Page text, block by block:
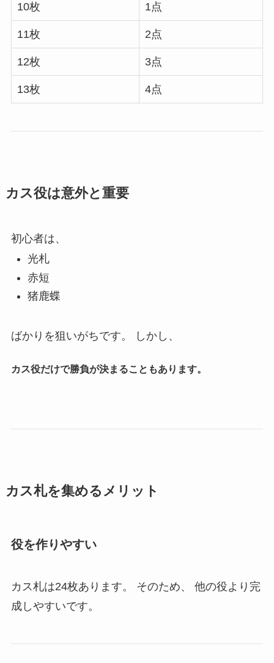
10枚 1点
11枚 2点
12枚 3点
13枚 4点
カス役は意外と重要
初心者は、
光札
赤短
猪鹿蝶
ばかりを狙いがちです。 しかし、
カス役だけで勝負が決まることもあります。
カス札を集めるメリット
役を作りやすい
カス札は24枚あります。 そのため、 他の役より完
成しやすいです。